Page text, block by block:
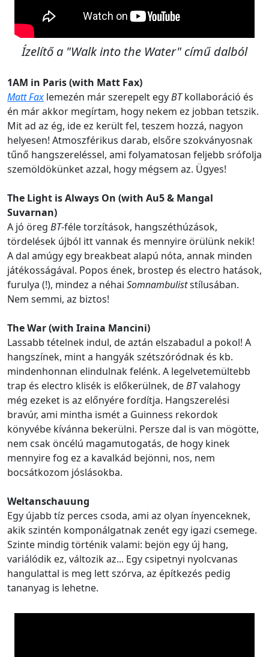
Ízelítő a "Walk into the Water" című dalból
1AM in Paris (with Matt Fax)
Matt Fax lemezén már szerepelt egyBTkollaboráció és
én már akkor megírtam, hogy nekem ez jobban tetszik.
Mit ad az ég, ide ez került fel, teszem hozzá, nagyon
helyesen! Atmoszférikus darab, elsőre szokványosnak
tűnő hangszereléssel, ami folyamatosan feljebb srófolja
szemöldökünket azzal, hogy mégsem az. Ügyes!
The Light is Always On (with Au5 & Mangal
Suvarnan)
A jó öreg BT-féle torzítások, hangszéthúzások,
tördelések újból itt vannak és mennyire örülünk nekik!
A dal amúgy egy breakbeat alapú nóta, annak minden
játékosságával. Popos ének, brostep és electro hatások,
furulya (!), mindez a néhai Somnambuliststílusában.
Nem semmi, az biztos!
The War (with Iraina Mancini)
Lassabb tételnek indul, de aztán elszabadul a pokol! A
hangszínek, mint a hangyák szétszóródnak és kb.
mindenhonnan elindulnak felénk. A legelvetemültebb
trap és electro klisék is előkerülnek, deBTvalahogy
még ezeket is az előnyére fordítja. Hangszerelési
bravúr, ami mintha ismét a Guinness rekordok
könyvébe kívánna bekerülni. Persze dal is van mögötte,
nem csak öncélú magamutogatás, de hogy kinek
mennyire fog ez a kavalkád bejönni, nos, nem
bocsátkozom jóslásokba.
Weltanschauung
Egy újabb tíz perces csoda, ami az olyan ínyenceknek,
akik szintén komponálgatnak zenét egy igazi csemege.
Szinte mindig történik valami: bejön egy új hang,
variálódik ez, változik az... Egy csipetnyi nyolcvanas
hangulattal is meg lett szórva, az építkezés pedig
tananyag is lehetne.